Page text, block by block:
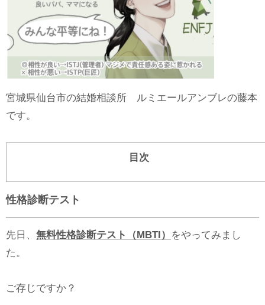
宮城県仙台市の結婚相談所 ルミエールアンブレの藤本
です。
目次
性格診断テスト
先日、 無料性格診断テスト（MBTI）
をやってみまし
た。
ご存じですか？